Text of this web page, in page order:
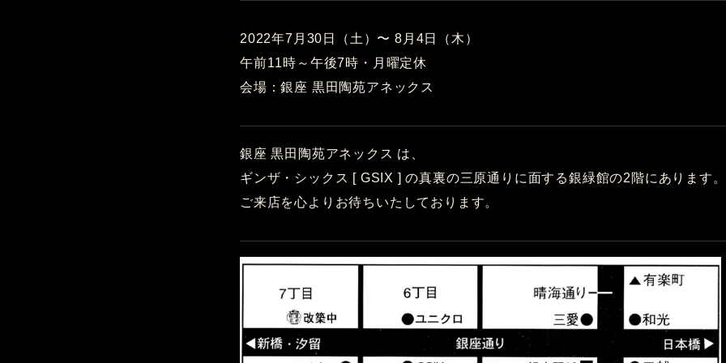
2022年7月30日（土）〜 8月4日（木）
午前11時～午後7時・月曜定休
会場：銀座 黒田陶苑アネックス
銀座 黒田陶苑アネックス は、
ギンザ・シックス [ GSIX ] の真裏の三原通りに面する銀緑館の2階にあります。
ご来店を心よりお待ちいたしております。